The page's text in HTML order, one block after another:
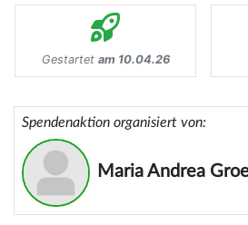
Gestartet am 10.04.26
Spendenaktion organisiert von:
Maria Andrea